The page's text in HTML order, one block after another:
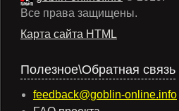
Все права защищены.
Карта сайта HTML
Полезное\Обратная связь
feedback@goblin-online.info